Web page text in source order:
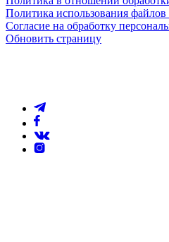
Политика использования файлов
Согласие на обработку
Обновить страницу